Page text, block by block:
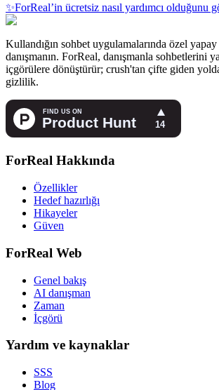
✨ForReal’in ücretsiz nasıl yardımcı olduğunu
Kullandığın sohbet uygulamalarında özel
danışmanın. ForReal, danışmanla sohbetlerini
içgörülere dönüştürür; crush'tan çifte giden
gizlilik.
ForReal Hakkında
Özellikler
Hedef hazırlığı
Hikayeler
Güven
ForReal Web
Genel bakış
AI danışman
Zaman
İçgörü
Yardım ve kaynaklar
SSS
Blog